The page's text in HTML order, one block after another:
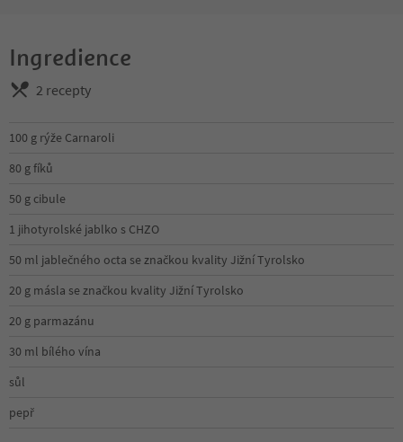
Ingredience
2 recepty
100 g rýže Carnaroli
80 g fíků
50 g cibule
1 jihotyrolské jablko s CHZO
50 ml jablečného octa se značkou kvality Jižní Tyrolsko
20 g másla se značkou kvality Jižní Tyrolsko
20 g parmazánu
30 ml bílého vína
sůl
pepř